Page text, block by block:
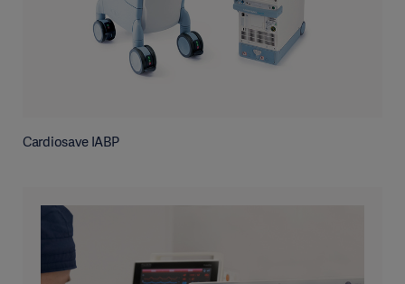
Cardiosave IABP